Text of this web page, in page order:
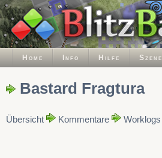
Home Info Hilfe Szene
Bastard Fragtura
Übersicht Kommentare Worklogs